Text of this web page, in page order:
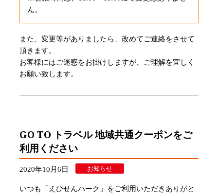
ん。
また、変更等がありましたら、改めてご連絡をさせて
頂きます。
お客様にはご迷惑をお掛けしますが、ご理解を宜しく
お願い致します。
GO TO トラベル 地域共通クーポンをご
利用ください
2020年10月6日 お知らせ
いつも「えびせんパーク」をご利用いただきありがと